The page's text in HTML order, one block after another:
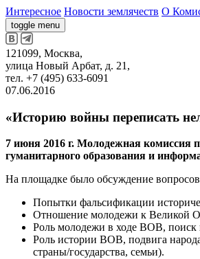
Интересное Новости землячеств О
toggle menu
121099, Москва,
улица Новый Арбат, д. 21,
тел. +7 (495) 633-6091
07.06.2016
«Историю войны переписать
7 июня 2016 г. Молодежная комиссия
гуманитарного образования и
На площадке было обсуждение
Попытки фальсификации
Отношение молодежи к Великой
Роль молодежи в ходе ВОВ, поиск
Роль истории ВОВ, подвига
страны/государства, семьи).